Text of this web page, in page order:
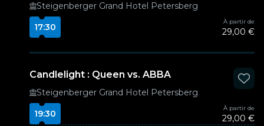
Steigenberger Grand Hotel Petersberg
17:30
À partir de
29,00 €
Candlelight : Queen vs. ABBA
Steigenberger Grand Hotel Petersberg
19:30
À partir de
29,00 €